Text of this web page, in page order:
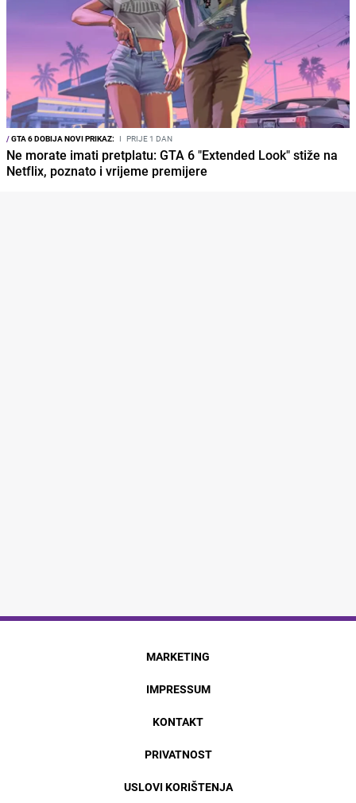
/GTA 6 DOBIJA NOVI PRIKAZ: I PRIJE 1 DAN
Ne morate imati pretplatu: GTA 6 "Extended Look" stiže na
Netflix, poznato i vrijeme premijere
MARKETING
IMPRESSUM
KONTAKT
PRIVATNOST
USLOVI KORIŠTENJA